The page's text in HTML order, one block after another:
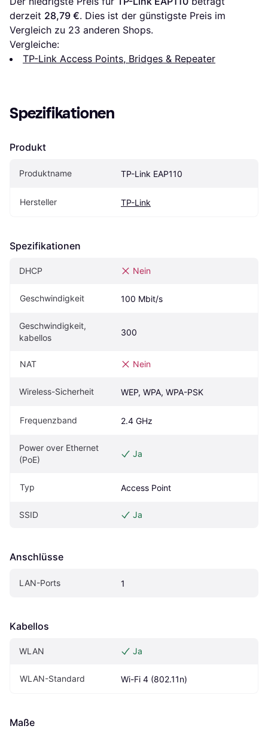
derzeit 28,79 €. Dies ist der günstigste Preis im
Vergleich zu 23 anderen Shops.
Vergleiche:
TP-Link Access Points, Bridges & Repeater
Spezifikationen
Produkt
Produktname TP-Link EAP110
Hersteller TP-Link
Spezifikationen
DHCP Nein
Geschwindigkeit 100 Mbit/s
Geschwindigkeit,
kabellos
300
NAT Nein
Wireless-Sicherheit WEP, WPA, WPA-PSK
Frequenzband 2.4 GHz
Power over Ethernet
(PoE)
Ja
Typ Access Point
SSID Ja
Anschlüsse
LAN-Ports 1
Kabellos
WLAN Ja
WLAN-Standard Wi-Fi 4 (802.11n)
Maße